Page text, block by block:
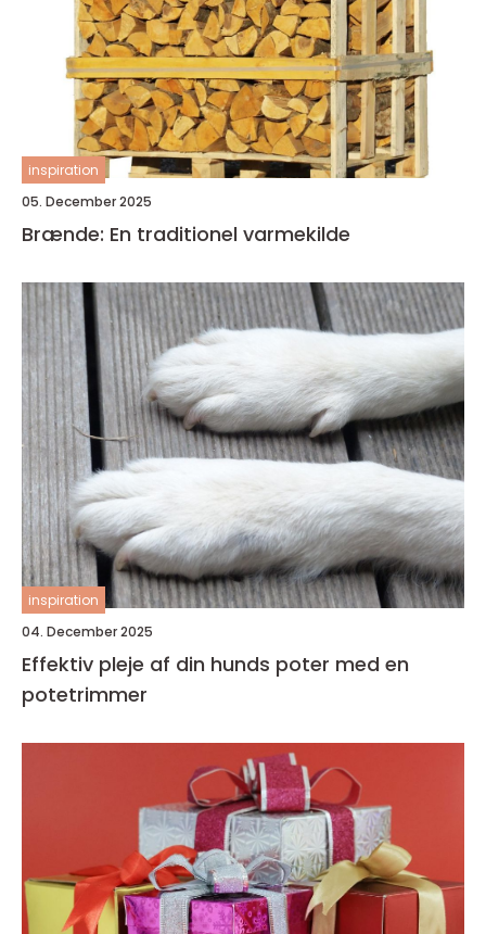
inspiration
05. December 2025
Brænde: En traditionel varmekilde
inspiration
04. December 2025
Effektiv pleje af din hunds poter med en
potetrimmer